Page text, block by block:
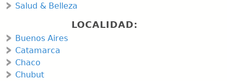
Salud & Belleza
LOCALIDAD:
Buenos Aires
Catamarca
Chaco
Chubut